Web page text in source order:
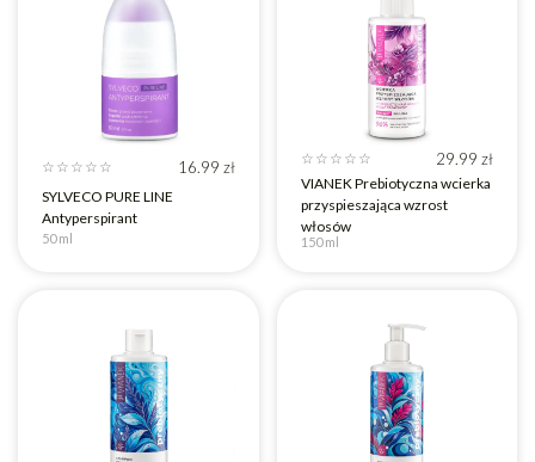
☆ ☆ ☆ ☆ ☆ 16.99 zł
SYLVECO PURE LINE
Antyperspirant
50 ml
☆ ☆ ☆ ☆ ☆ 29.99 zł
VIANEK Prebiotyczna wcierka
przyspieszająca wzrost
włosów
150 ml